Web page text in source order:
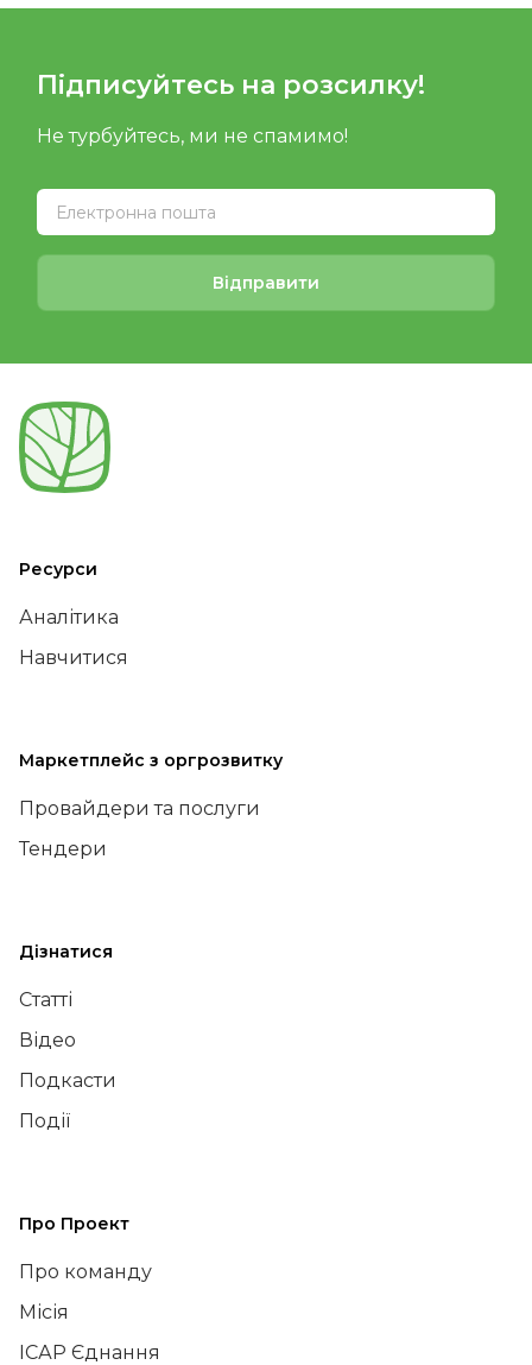
Підписуйтесь на розсилку!
Не турбуйтесь, ми не спамимо!
Відправити
Ресурси
Аналітика
Навчитися
Маркетплейс з оргрозвитку
Провайдери та послуги
Тендери
Дізнатися
Статті
Відео
Подкасти
Події
Про Проект
Про команду
Місія
ІСАР Єднання